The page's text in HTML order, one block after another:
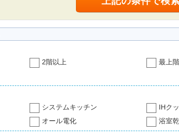
2階以上 最上階
システムキッチン IHク
オール電化 浴室